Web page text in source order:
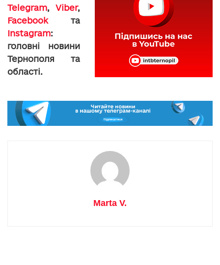
Telegram, Viber,
Facebookта
Instagram:
головні новини
Тернополя та
області.
Marta V.